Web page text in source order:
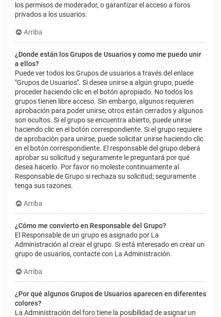
los permisos de moderador, o garantizar el acceso a foros
privados a los usuarios.
Arriba
¿Donde están los Grupos de Usuarios y como me puedo unir
a ellos?
Puede ver todos los Grupos de usuarios a través del enlace
"Grupos de Usuarios". Si desea unirse a algún grupo, puede
proceder haciendo clic en el botón apropiado. No todos los
grupos tienen libre acceso. Sin embargo, algunos requieren
aprobación para poder unirse, otros están cerrados y algunos
son ocultos. Si el grupo se encuentra abierto, puede unirse
haciendo clic en el botón correspondiente. Si el grupo requiere
de aprobación para unirse, puede solicitar unirse haciendo clic
en el botón correspondiente. El responsable del grupo deberá
aprobar su solicitud y seguramente le preguntará por qué
desea hacerlo. Por favor no moleste continuamente al
Responsable de Grupo si rechaza su solicitud; seguramente
tenga sus razones.
Arriba
¿Cómo me convierto en Responsable del Grupo?
El Responsable de un grupo es asignado por La
Administración al crear el grupo. Si está interesado en crear un
grupo de usuarios, contacte con La Administración.
Arriba
¿Por qué algunos Grupos de Usuarios aparecen en diferentes
colores?
La Administración del foro tiene la posibilidad de asignar un